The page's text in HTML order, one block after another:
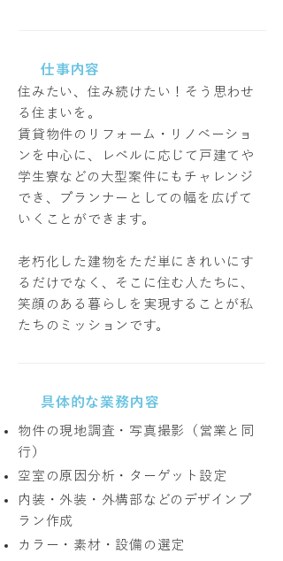
仕事内容
住みたい、住み続けたい！そう思わせ
る住まいを。
賃貸物件のリフォーム・リノベーショ
ンを中心に、レベルに応じて戸建てや
学生寮などの大型案件にもチャレンジ
でき、プランナーとしての幅を広げて
いくことができます。
老朽化した建物をただ単にきれいにす
るだけでなく、そこに住む人たちに、
笑顔のある暮らしを実現することが私
たちのミッションです。
具体的な業務内容
物件の現地調査・写真撮影（営業と同
行）
空室の原因分析・ターゲット設定
内装・外装・外構部などのデザインプ
ラン作成
カラー・素材・設備の選定